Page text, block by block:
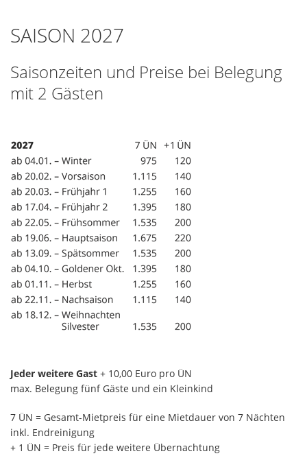
SAISON 2027
Saisonzeiten und Preise bei Belegung
mit 2 Gästen
Jeder weitere Gast + 10,00 Euro pro ÜN
max. Belegung fünf Gäste und ein Kleinkind
7 ÜN = Gesamt-Mietpreis für eine Mietdauer von 7 Nächten
inkl. Endreinigung
+ 1 ÜN = Preis für jede weitere Übernachtung